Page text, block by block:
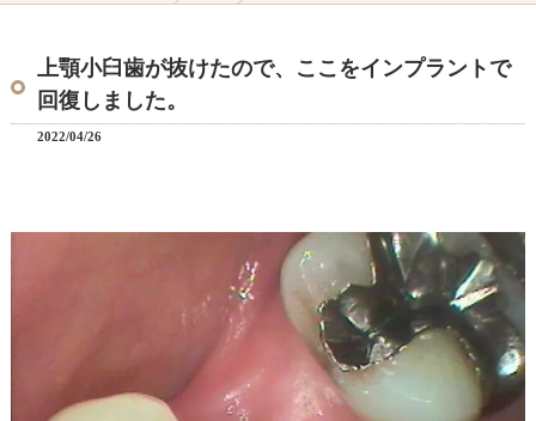
上顎小臼歯が抜けたので、ここをインプラントで
回復しました。
2022/04/26